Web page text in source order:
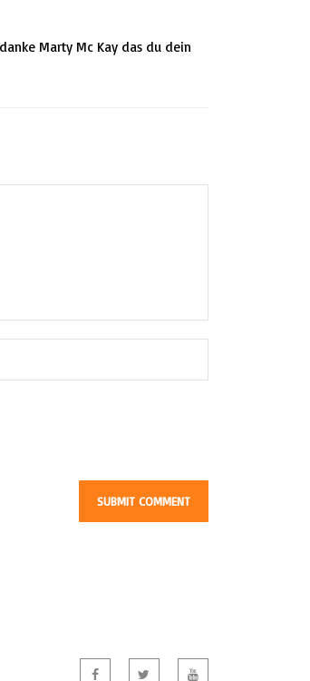
Marty Mc Kay das du dein